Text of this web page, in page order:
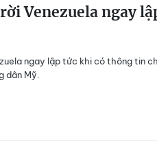
Venezuela ngay
ngay lập tức khi có thông tin
dân Mỹ.